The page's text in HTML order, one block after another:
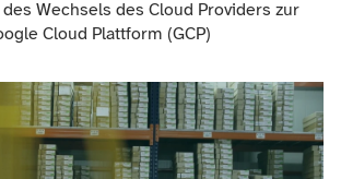
Wechsels des Cloud Providers zur
Cloud Plattform (GCP)